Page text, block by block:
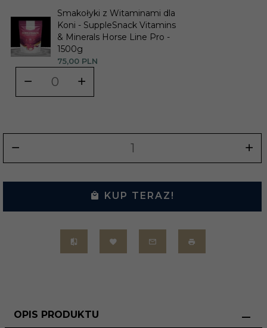
Smakołyki z Witaminami dla
Koni - SuppleSnack Vitamins
& Minerals Horse Line Pro -
1500g
75,00 PLN
KUP TERAZ!
OPIS PRODUKTU